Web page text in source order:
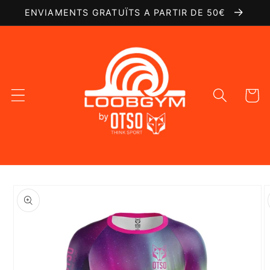
directamente
al contenido
ENVIAMENTS GRATUÏTS A PARTIR DE 50€
Carrito
a la
información